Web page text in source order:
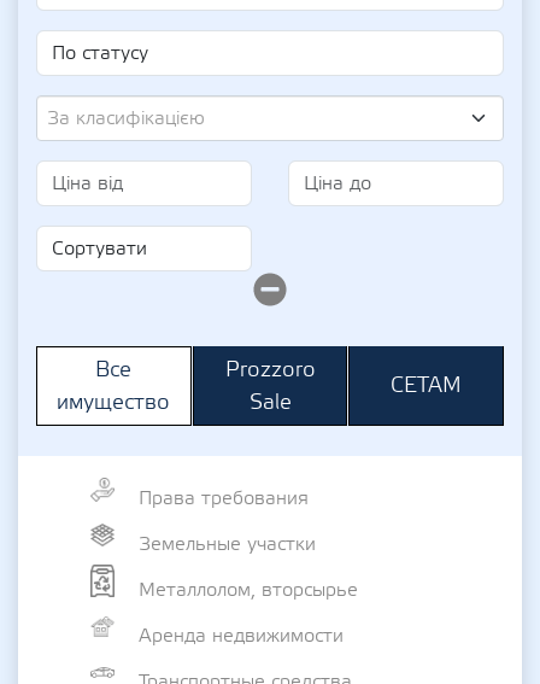
За класифікацією
Все
имущество
Prozzoro
Sale
СЕТАМ
Права требования
Земельные участки
Металлолом, вторсырье
Аренда недвижимости